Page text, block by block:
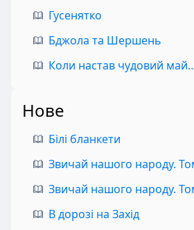
Гусенятко
Бджола та Шершень
Коли настав чудовий
Нове
Білі бланкети
Звичай нашого народу.
Звичай нашого народу.
В дорозі на Захід